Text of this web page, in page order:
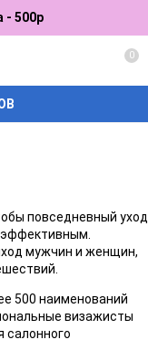
- 500р
0
повседневный уход
мужчин и женщин,
500 наименований
визажисты
салонного